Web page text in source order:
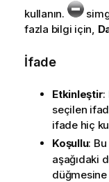
kullanın.
fazla bilgi için,
İfade
Etkinleştir:
seçilen
ifade hiç
Koşullu:
aşağıdaki